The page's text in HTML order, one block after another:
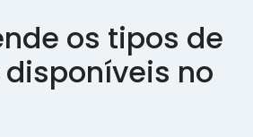
os tipos de
no